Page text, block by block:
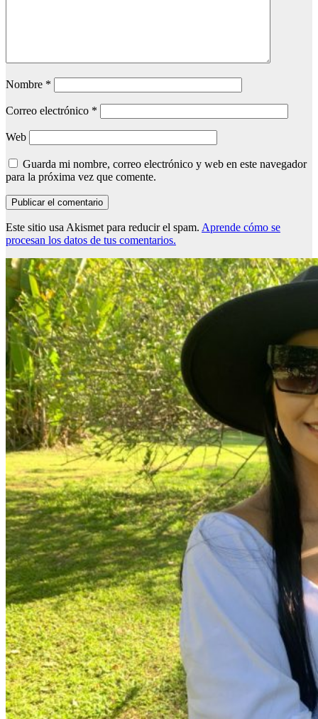
Nombre *
Correo electrónico *
Web
Guarda mi nombre, correo electrónico y web en este navegador
para la próxima vez que comente.
Este sitio usa Akismet para reducir el spam. Aprende cómo se
procesan los datos de tus comentarios.